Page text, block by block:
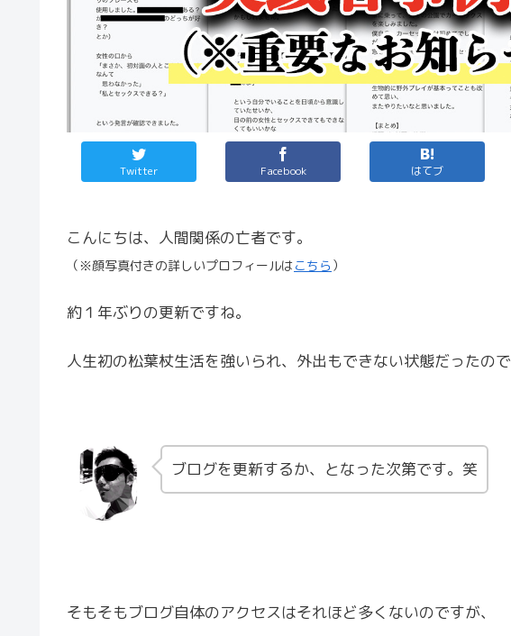
Twitter Facebook はてブ
こんにちは、人間関係の亡者です。
（※顔写真付きの詳しいプロフィールはこちら ）
約１年ぶりの更新ですね。
人生初の松葉杖生活を強いられ、外出もできない状態だったので
ブログを更新するか、となった次第です。笑
そもそもブログ自体のアクセスはそれほど多くないのですが、